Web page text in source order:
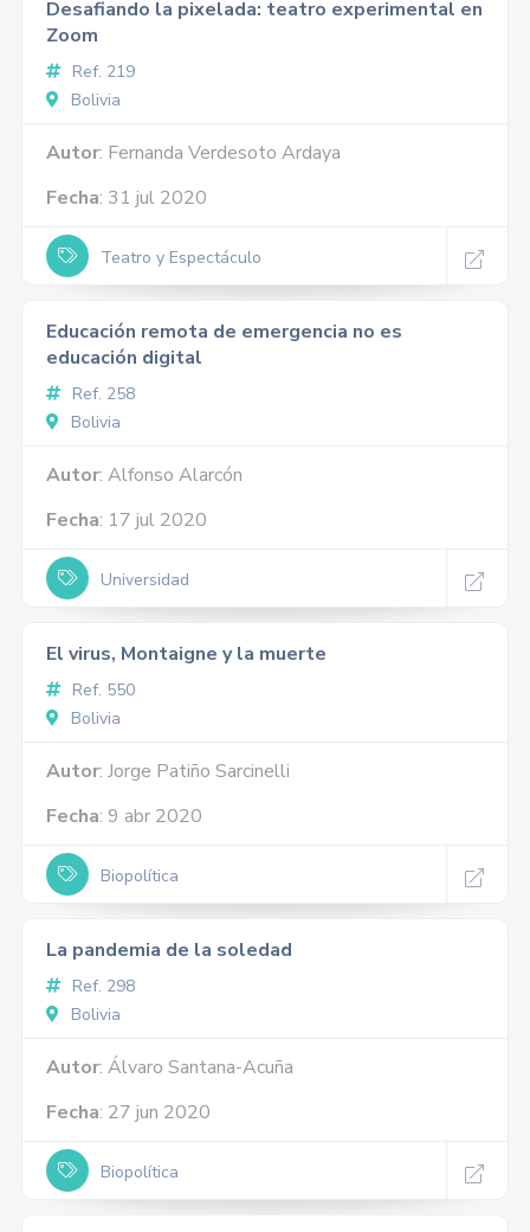
Desafiando la pixelada: teatro experimental en
Zoom
Ref. 219
Bolivia
Autor: Fernanda Verdesoto Ardaya
Fecha: 31 jul 2020
Teatro y Espectáculo
Educación remota de emergencia no es
educación digital
Ref. 258
Bolivia
Autor: Alfonso Alarcón
Fecha: 17 jul 2020
Universidad
El virus, Montaigne y la muerte
Ref. 550
Bolivia
Autor: Jorge Patiño Sarcinelli
Fecha: 9 abr 2020
Biopolítica
La pandemia de la soledad
Ref. 298
Bolivia
Autor: Álvaro Santana-Acuña
Fecha: 27 jun 2020
Biopolítica